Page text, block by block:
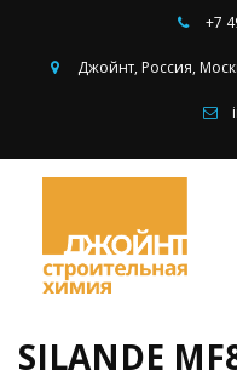
+7
Джойнт, Россия,